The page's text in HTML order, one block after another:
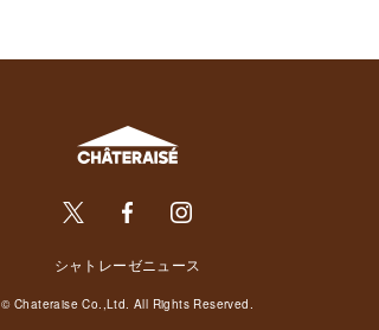
シャトレーゼニュース
© Chateraise Co.,Ltd. All Rights Reserved.